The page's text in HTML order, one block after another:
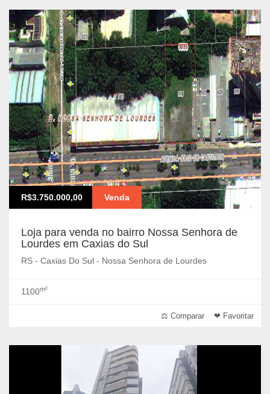
R$3.750.000,00 Venda
Loja para venda no bairro Nossa Senhora de
Lourdes em Caxias do Sul
RS - Caxias Do Sul - Nossa Senhora de Lourdes
1100m²
⚖ Comparar ❤ Favoritar